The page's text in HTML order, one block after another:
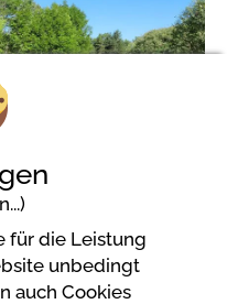
für die Leistung
unbedingt
auch Cookies